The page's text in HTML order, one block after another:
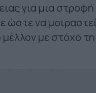
για μια
ώστε να
μέλλον με στόχο